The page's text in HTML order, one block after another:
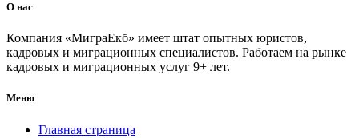
О нас
Компания «МиграЕкб» имеет штат опытных юристов,
кадровых и миграционных специалистов. Работаем на рынке
кадровых и миграционных услуг 9+ лет.
Меню
Главная страница